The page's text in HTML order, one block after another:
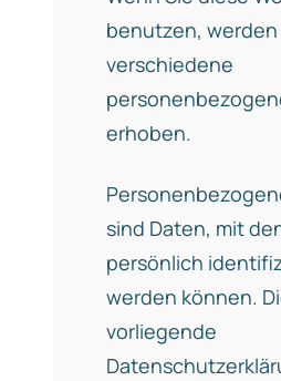
benutzen, werden
verschiedene
erhoben.
sind Daten, mit
persönlich
werden können.
vorliegende